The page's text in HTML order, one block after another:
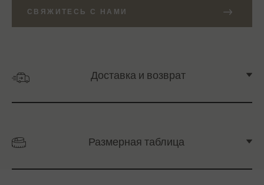
СВЯЖИТЕСЬ С НАМИ
Доставка и возврат
Размерная таблица